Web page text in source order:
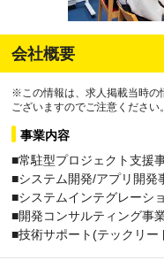
会社概要
※この情報は、求人掲載当時の
ございますのでご注意ください。
事業内容
■常駐型プロジェクト支援
■システム開発/アプリ開発
■システムインテグレーシ
■開発コンサルティング事
■技術サポート(テックリー